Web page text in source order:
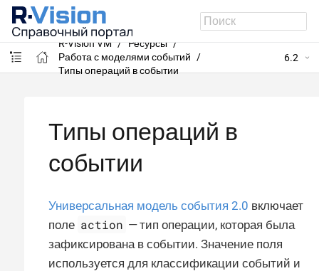
R-Vision VM
Ресурсы
Работа с моделями событий
Типы операций в событии
6.2
Типы операций в
событии
Универсальная модель события 2.0 включает
поле action — тип операции, которая была
зафиксирована в событии. Значение поля
используется для классификации событий и